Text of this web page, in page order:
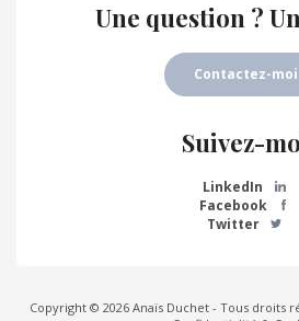
Une question ?
Contactez-moi
Suivez-
LinkedIn
Facebook
Twitter
Copyright © 2026 Anaïs Duchet - Tous droits